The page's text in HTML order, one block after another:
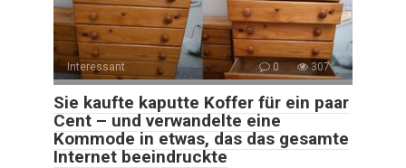
Interessant 0 307
Sie kaufte kaputte Koffer für ein paar
Cent – und verwandelte eine
Kommode in etwas, das das gesamte
Internet beeindruckte